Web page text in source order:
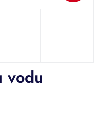
vodu